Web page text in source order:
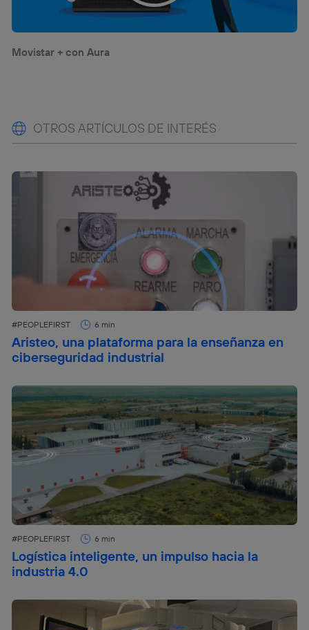
Movistar + con Aura
OTROS ARTÍCULOS DE INTERÉS
Aristeo, una plataforma para la enseñanza en
ciberseguridad industrial
#PEOPLEFIRST 6 min
Logística inteligente, un impulso hacia la
industria 4.0
#PEOPLEFIRST 6 min